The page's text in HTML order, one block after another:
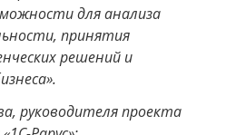
для анализа
принятия
решений и
руководителя проекта